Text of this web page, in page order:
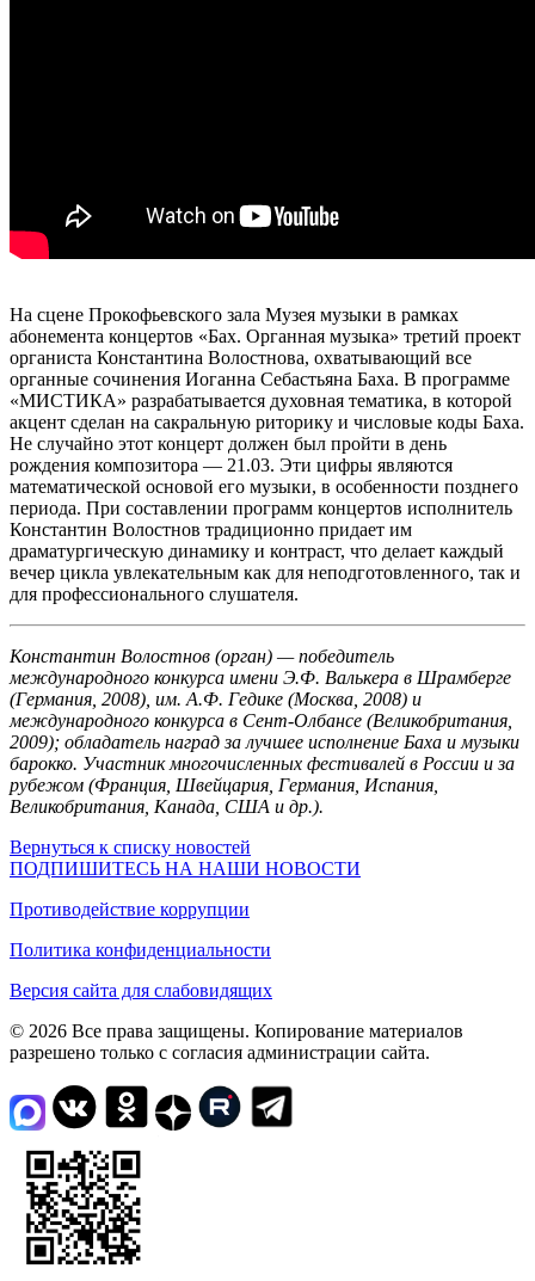
На сцене Прокофьевского зала Музея музыки в рамках
абонемента концертов «Бах. Органная музыка» третий проект
органиста Константина Волостнова, охватывающий все
органные сочинения Иоганна Себастьяна Баха. В программе
«МИСТИКА» разрабатывается духовная тематика, в которой
акцент сделан на сакральную риторику и числовые коды Баха.
Не случайно этот концерт должен был пройти в день
рождения композитора — 21.03. Эти цифры являются
математической основой его музыки, в особенности позднего
периода. При составлении программ концертов исполнитель
Константин Волостнов традиционно придает им
драматургическую динамику и контраст, что делает каждый
вечер цикла увлекательным как для неподготовленного, так и
для профессионального слушателя.
Константин Волостнов (орган) — победитель
международного конкурса имени Э.Ф. Валькера в Шрамберге
(Германия, 2008), им. А.Ф. Гедике (Москва, 2008) и
международного конкурса в Сент-Олбансе (Великобритания,
2009); обладатель наград за лучшее исполнение Баха и музыки
барокко. Участник многочисленных фестивалей в России и за
рубежом (Франция, Швейцария, Германия, Испания,
Великобритания, Канада, США и др.).
Вернуться к списку новостей
ПОДПИШИТЕСЬ НА НАШИ НОВОСТИ
Противодействие коррупции
Политика конфиденциальности
Версия сайта для слабовидящих
© 2026 Все права защищены. Копирование материалов
разрешено только с согласия администрации сайта.